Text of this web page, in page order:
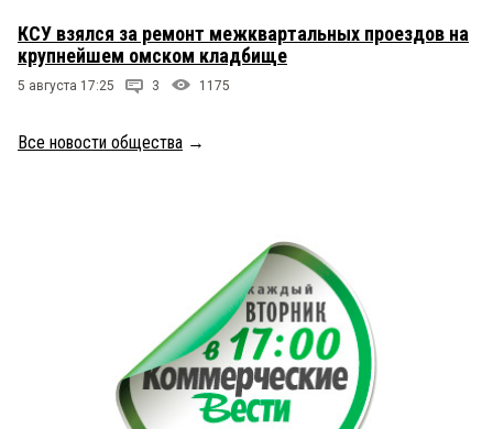
КСУ взялся за ремонт межквартальных проездов на
крупнейшем омском кладбище
5 августа 17:25 3 1175
Все новости общества →